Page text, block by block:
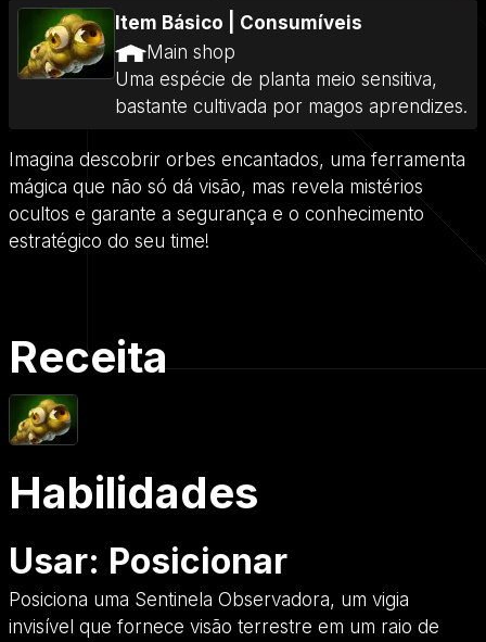
Item Básico
Consumíveis
Main shop
Uma espécie de planta meio sensitiva,
bastante cultivada por magos aprendizes.
Imagina descobrir orbes encantados, uma ferramenta
mágica que não só dá visão, mas revela mistérios
ocultos e garante a segurança e o conhecimento
estratégico do seu time!
Receita
Habilidades
Usar: Posicionar
Posiciona uma Sentinela Observadora, um vigia
invisível que fornece visão terrestre em um raio de